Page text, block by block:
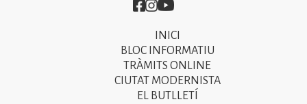
Imatge
Imatge
Imatge
INICI
BLOC INFORMATIU
TRÀMITS ONLINE
CIUTAT MODERNISTA
EL BUTLLETÍ